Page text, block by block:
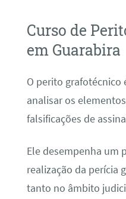
Curso de
em Guarabira
O perito grafotécnico
analisar os
falsificações de
Ele desempenha um
realização da perícia
tanto no âmbito